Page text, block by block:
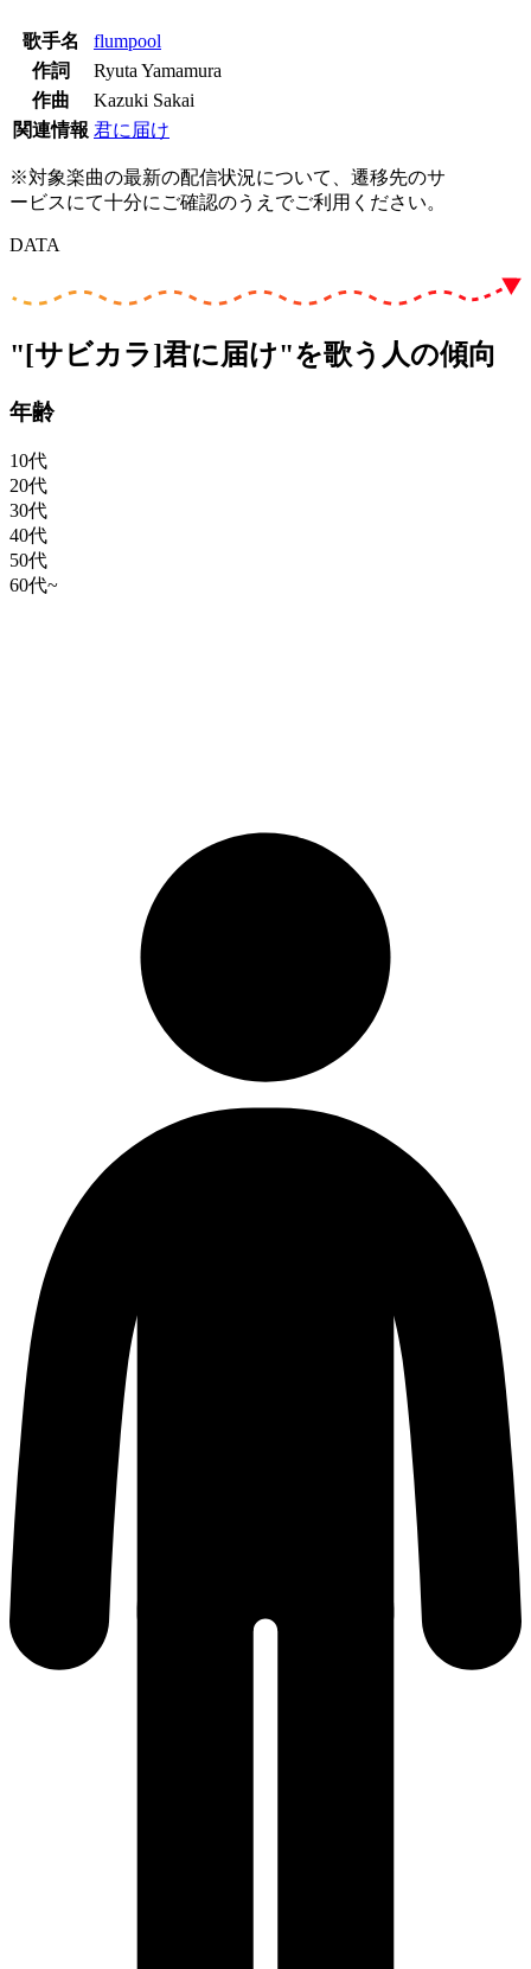
歌手名
flumpool
作詞
Ryuta Yamamura
作曲
Kazuki Sakai
関連情報 君に届け
※対象楽曲の最新の配信状況について、遷移先のサ
ービスにて十分にご確認のうえでご利用ください。
DATA
"[サビカラ]君に届け"を歌う人の傾向
年齢
10代
20代
30代
40代
50代
60代~